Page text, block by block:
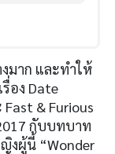
มาก และทำให้
อง Date
& Furious
กับบทบาท
งผู้นี้ “Wonder